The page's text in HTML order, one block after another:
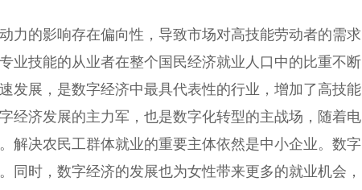
的影响存在偏向性，导致市场对高技能劳动者的需求
业技能的从业者在整个国民经济就业人口中的比重不断
发展，是数字经济中最具代表性的行业，增加了高技能
经济发展的主力军，也是数字化转型的主战场，随着电
解决农民工群体就业的重要主体依然是中小企业。数字
同时，数字经济的发展也为女性带来更多的就业机会，